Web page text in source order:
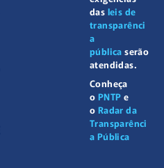
das leis de
transparênci
a
pública serão
atendidas.
Conheça
o PNTP e
o Radar da
Transparênci
a Pública